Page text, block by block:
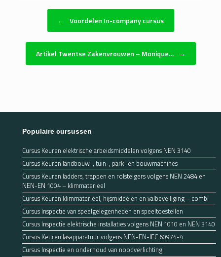
Bericht navigatie
← Voordelen In-company cursus
Artikel Twentse Zakenvrouwen – Monique… →
Populaire cursussen
Cursus Keuren elektrische arbeidsmiddelen volgens NEN 3140
Cursus Keuren landbouw-, tuin-, park- en bouwmachines
Cursus Keuren ladders, trappen en rolsteigers volgens NEN 2484 en
NEN-EN 1004 – klimmaterieel
Cursus Keuren klimmaterieel, hijsmiddelen en valbeveiliging – combi
Cursus Inspectie van speelgelegenheden en speeltoestellen
Cursus Inspectie elektrische installaties volgens NEN 1010 en NEN 3140
Cursus Keuren lasapparatuur volgens NEN-EN-IEC 60974-4
Cursus Inspectie en onderhoud van noodverlichting